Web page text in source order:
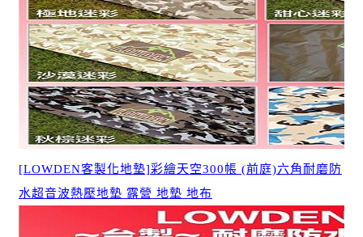
[LOWDEN客製化地墊]彩繪天空300帳 (前庭)六角耐磨防
水超音波熱壓地墊 露營 地墊 地布